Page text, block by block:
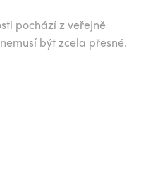
pochází z veřejně
být zcela přesné.